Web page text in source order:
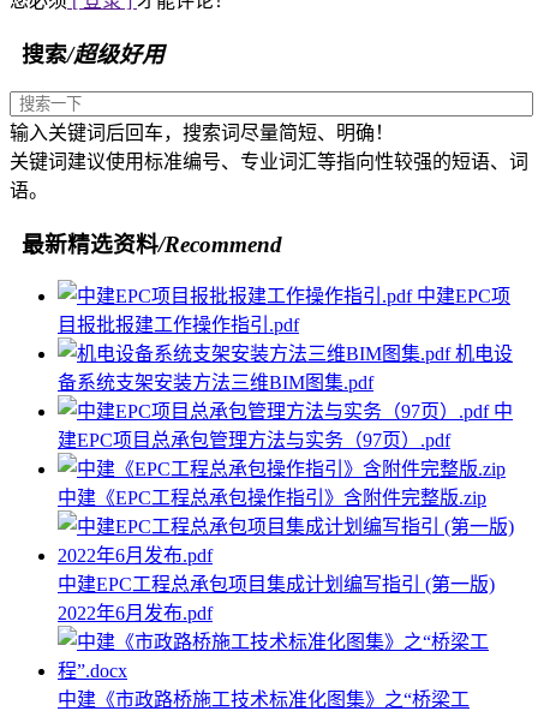
搜索/超级好用
输入关键词后回车，搜索词尽量简短、明确！
关键词建议使用标准编号、专业词汇等指向性较强的短语、词
语。
最新精选资料/Recommend
中建EPC项
目报批报建工作操作指引.pdf
机电设
备系统支架安装方法三维BIM图集.pdf
中
建EPC项目总承包管理方法与实务（97页）.pdf
中建《EPC工程总承包操作指引》含附件完整版.zip
中建EPC工程总承包项目集成计划编写指引 (第一版)
2022年6月发布.pdf
中建《市政路桥施工技术标准化图集》之“桥梁工